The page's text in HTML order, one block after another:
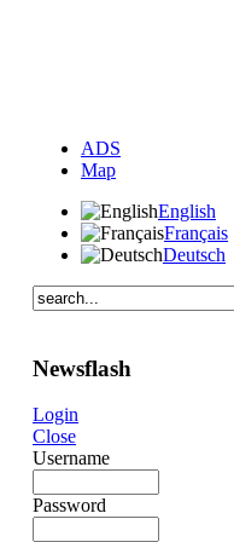
ADS
Map
English
Français
Deutsch
Newsflash
Login
Close
Username
Password